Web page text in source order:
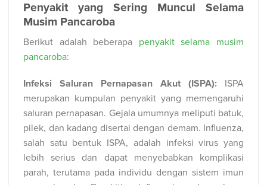
Penyakit yang Sering Muncul Selama
Musim Pancaroba
Berikut adalah beberapa penyakit selama musim
pancaroba:
Infeksi Saluran Pernapasan Akut (ISPA): ISPA
merupakan kumpulan penyakit yang memengaruhi
saluran pernapasan. Gejala umumnya meliputi batuk,
pilek, dan kadang disertai dengan demam. Influenza,
salah satu bentuk ISPA, adalah infeksi virus yang
lebih serius dan dapat menyebabkan komplikasi
parah, terutama pada individu dengan sistem imun